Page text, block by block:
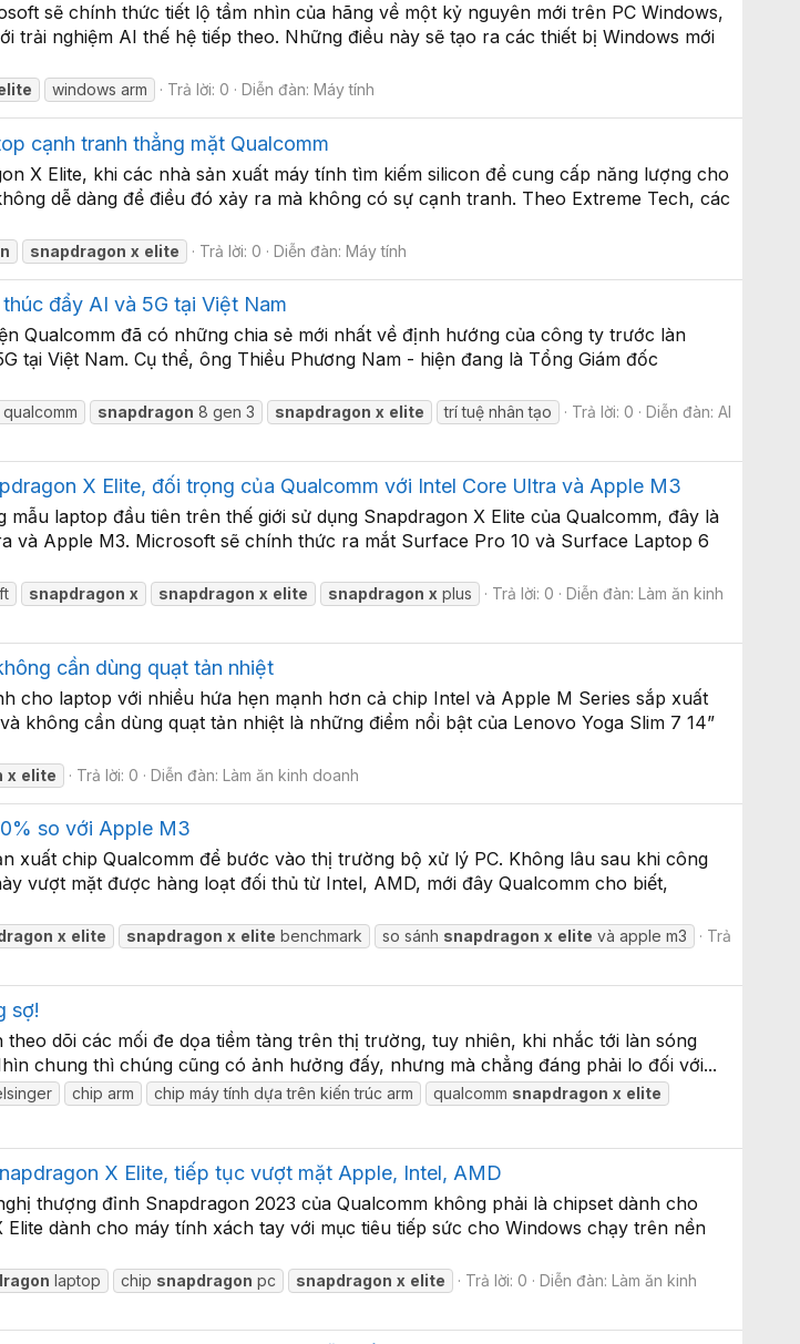
sẽ chính thức tiết lộ tầm nhìn của hãng về một kỷ nguyên mới trên PC Windows,
nghiệm AI thế hệ tiếp theo. Những điều này sẽ tạo ra các thiết bị Windows mới
windows arm Trả lời: 0 Diễn đàn: Máy tính
cạnh tranh thẳng mặt Qualcomm
X Elite, khi các nhà sản xuất máy tính tìm kiếm silicon để cung cấp năng lượng cho
dễ dàng để điều đó xảy ra mà không có sự cạnh tranh. Theo Extreme Tech, các
snapdragon x elite Trả lời: 0 Diễn đàn:Máy tính
đẩy AI và 5G tại Việt Nam
Qualcomm đã có những chia sẻ mới nhất về định hướng của công ty trước làn
Việt Nam. Cụ thể, ông Thiều Phương Nam - hiện đang là Tổng Giám đốc
qualcomm snapdragon 8 gen 3 snapdragon x elite trí tuệ nhân tạo Trả lời: 0 Diễn đàn: AI
X Elite, đối trọng của Qualcomm với Intel Core Ultra và Apple M3
laptop đầu tiên trên thế giới sử dụng Snapdragon X Elite của Qualcomm, đây là
Apple M3. Microsoft sẽ chính thức ra mắt Surface Pro 10 và Surface Laptop 6
snapdragon x snapdragon x elite snapdragon x plus Trả lời: 0 Diễn đàn: Làm ăn kinh
cần dùng quạt tản nhiệt
cho laptop với nhiều hứa hẹn mạnh hơn cả chip Intel và Apple M Series sắp xuất
không cần dùng quạt tản nhiệt là những điểm nổi bật của Lenovo Yoga Slim 7 14”
x elite Trả lời: 0 Diễn đàn:Làm ăn kinh doanh
so với Apple M3
xuất chip Qualcomm để bước vào thị trường bộ xử lý PC. Không lâu sau khi công
vượt mặt được hàng loạt đối thủ từ Intel, AMD, mới đây Qualcomm cho biết,
x elite snapdragon x elite benchmark so sánh snapdragon x elite và apple m3
Trả
sợ!
dõi các mối đe dọa tiềm tàng trên thị trường, tuy nhiên, khi nhắc tới làn sóng
chung thì chúng cũng có ảnh hưởng đấy, nhưng mà chẳng đáng phải lo đối với...
chip arm chip máy tính dựa trên kiến trúc arm qualcomm snapdragon x elite
X Elite, tiếp tục vượt mặt Apple, Intel, AMD
thượng đỉnh Snapdragon 2023 của Qualcomm không phải là chipset dành cho
dành cho máy tính xách tay với mục tiêu tiếp sức cho Windows chạy trên nền
laptop chip snapdragon pc snapdragon x elite Trả lời: 0 Diễn đàn: Làm ăn kinh